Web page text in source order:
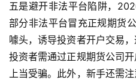
五是避开非法平台陷阱，
部分非法平台冒充正规期货
噱头，诱导投资者开户交易
投资者需通过正规期货公司
上当受骗。此外，新手还需